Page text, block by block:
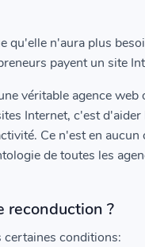
n'aura plus
payent un site
véritable agence
Internet, c'est
Ce n'est en
de toutes les
reconduction ?
certaines conditions: